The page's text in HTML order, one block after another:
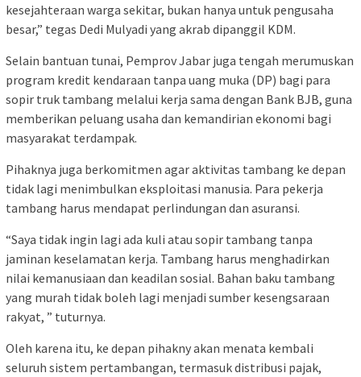
kesejahteraan warga sekitar, bukan hanya untuk pengusaha
besar,” tegas Dedi Mulyadi yang akrab dipanggil KDM.
Selain bantuan tunai, Pemprov Jabar juga tengah merumuskan
program kredit kendaraan tanpa uang muka (DP) bagi para
sopir truk tambang melalui kerja sama dengan Bank BJB, guna
memberikan peluang usaha dan kemandirian ekonomi bagi
masyarakat terdampak.
Pihaknya juga berkomitmen agar aktivitas tambang ke depan
tidak lagi menimbulkan eksploitasi manusia. Para pekerja
tambang harus mendapat perlindungan dan asuransi.
“Saya tidak ingin lagi ada kuli atau sopir tambang tanpa
jaminan keselamatan kerja. Tambang harus menghadirkan
nilai kemanusiaan dan keadilan sosial. Bahan baku tambang
yang murah tidak boleh lagi menjadi sumber kesengsaraan
rakyat, ” tuturnya.
Oleh karena itu, ke depan pihakny akan menata kembali
seluruh sistem pertambangan, termasuk distribusi pajak,